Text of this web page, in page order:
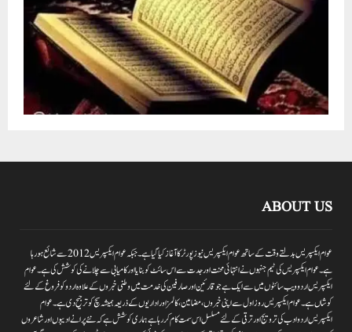
ABOUT US
عوام ایکسپریس بدلتے وقت کے ساتھ عوام ایکسپریس نیوز پورٹر کا آغاز کیا گیا ہے۔جبکہ عوام ایکسپریس 2012سے شائع ہورہا
ہے۔ عوام ایکسپریس کی ٹیم جنہوں نے انتہائی محنت اور جدت سے اس سائٹ کو بنایا اور کامیابی سے چلانے کی کوشش کی ہے۔عوام
ایکسپریس اردو ویب سائٹوں میں سے ایک ہے جو قارئین اور صارفین کی خدمت میں وطنی خبروں کے علاوہ اردو کو فروغ کے لئے
کوشاں ہے۔عوام ایکسپریس روز اول سے اپنی خبروں ،مضامین ،کالمز اور اداریوں کے ذریعہ ہمیشہ سچ کو ترجیح دی ہے۔عوام
ایکسپریس اردو ادب کی ترویج اور ترقی کے لئے مسلسل اس سمت کام کر رہا ہے ہماری کوشش ہے کہ نئے پرانے ادیبوں اور شاعروں